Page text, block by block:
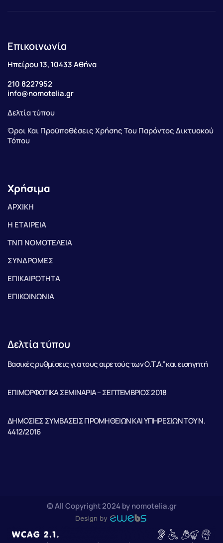
Επικοινωνία
Ηπείρου 13, 10433 Αθήνα
210 8227952
info@nomotelia.gr
Δελτία τύπου
Όροι Και Προϋποθέσεις Χρήσης Του Παρόντος Δικτυακού
Τόπου
Χρήσιμα
ΑΡΧΙΚΗ
Η ΕΤΑΙΡΕΙΑ
ΤΝΠ ΝΟΜΟΤΕΛΕΙΑ
ΣΥΝΔΡΟΜΕΣ
ΕΠΙΚΑΙΡΟΤΗΤΑ
ΕΠΙΚΟΙΝΩΝΙΑ
Δελτία τύπου
Βασικές ρυθμίσεις για τους αιρετούς των Ο.Τ.Α.” και εισηγητή
ΕΠΙΜΟΡΦΩΤΙΚΑ ΣΕΜΙΝΑΡΙΑ – ΣΕΠΤΕΜΒΡΙΟΣ 2018
ΔΗΜΟΣΙΕΣ ΣΥΜΒΑΣΕΙΣ ΠΡΟΜΗΘΕΙΩΝ ΚΑΙ ΥΠΗΡΕΣΙΩΝ ΤΟΥ Ν.
4412/2016
© All Copyright 2024 by nomotelia.gr